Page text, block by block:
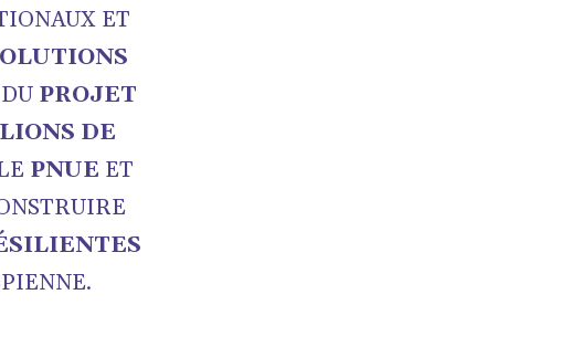
ET
PROJET
DE
PNUE ET